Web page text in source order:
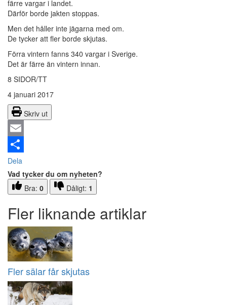
färre vargar i landet.
Därför borde jakten stoppas.
Men det håller inte jägarna med om.
De tycker att fler borde skjutas.
Förra vintern fanns 340 vargar i Sverige.
Det är färre än vintern innan.
8 SIDOR/TT
4 januari 2017
Skriv ut
Email
Dela
Vad tycker du om nyheten?
Bra: 0 Dåligt: 1
Fler liknande artiklar
Fler sälar får skjutas